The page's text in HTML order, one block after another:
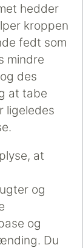
hedder
kroppen
fedt som
mindre
des
at tabe
ligeledes
at
og
og
Du